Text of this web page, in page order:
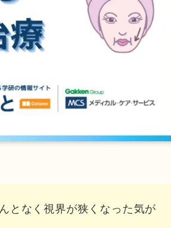
となく視界が狭くなった気が